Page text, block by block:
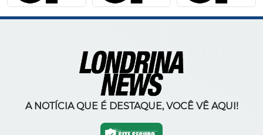
A NOTÍCIA QUE É DESTAQUE, VOCÊ VÊ AQUI!